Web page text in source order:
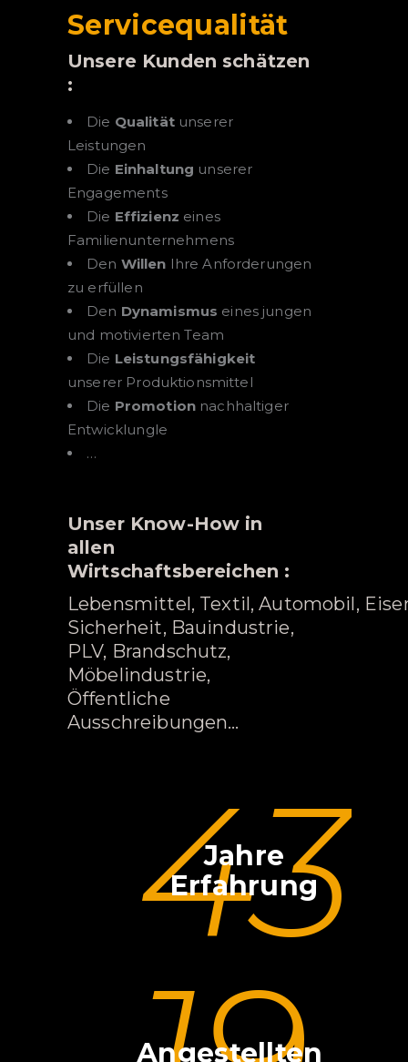
Servicequalität
Unsere Kunden schätzen
:
Die Qualitätunserer
Leistungen
Die Einhaltung unserer
Engagements
Die Effizienz eines
Familienunternehmens
Den Willen Ihre Anforderungen
zu erfüllen
Den Dynamismus eines jungen
und motivierten Team
Die Leistungsfähigkeit
unserer Produktionsmittel
Die Promotionnachhaltiger
Entwicklungle
…
Unser Know-How in
allen
Wirtschaftsbereichen :
Lebensmittel, Textil, Automobil,
Sicherheit, Bauindustrie,
PLV, Brandschutz,
Möbelindustrie,
Öffentliche
Ausschreibungen…
43
Jahre
Erfahrung
Angestellten